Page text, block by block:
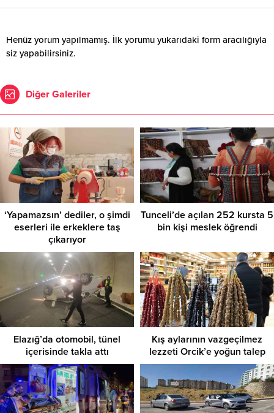
Henüz yorum yapılmamış. İlk yorumu yukarıdaki form aracılığıyla
siz yapabilirsiniz.
Diğer Galeriler
‘Yapamazsın’ dediler, o şimdi
eserleri ile erkeklere taş
çıkarıyor
Tunceli’de açılan 252 kursta 5
bin kişi meslek öğrendi
Elazığ’da otomobil, tünel
içerisinde takla attı
Kış aylarının vazgeçilmez
lezzeti Orcik’e yoğun talep